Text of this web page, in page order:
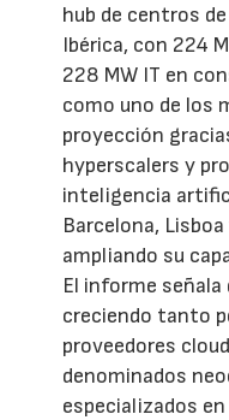
hub de centros
Ibérica, con 224
228 MW IT en
como uno de los
proyección
hyperscalers y
inteligencia
Barcelona,
ampliando su
El informe señala
creciendo tanto
proveedores
denominados
especializados